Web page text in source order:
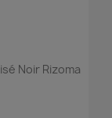
Noir Rizoma